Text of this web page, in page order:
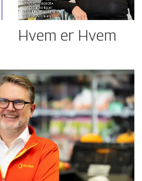
Hvem er Hvem